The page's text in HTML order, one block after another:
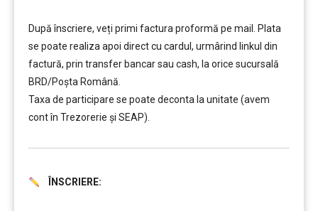
După înscriere, veți primi factura proformă pe mail. Plata
se poate realiza apoi direct cu cardul, urmârind linkul din
factură, prin transfer bancar sau cash, la orice sucursală
BRD/Poșta Română.
Taxa de participare se poate deconta la unitate (avem
cont în Trezorerie și SEAP).
ÎNSCRIERE: